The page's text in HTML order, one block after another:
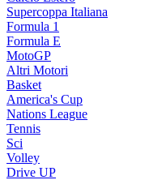
Supercoppa Italiana
Formula 1
Formula E
MotoGP
Altri Motori
Basket
America's Cup
Nations League
Tennis
Sci
Volley
Drive UP